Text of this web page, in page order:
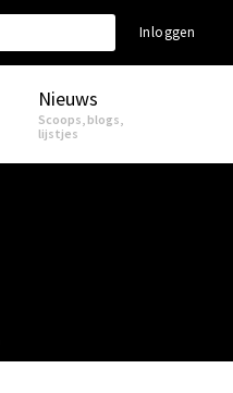
Inloggen
Nieuws
Scoops, blogs,
lijstjes